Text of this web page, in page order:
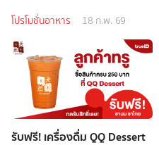
โปรโมชั่นอาหาร 18 ก.พ. 69
รับฟรี! เครื่องดื่ม QQ Dessert